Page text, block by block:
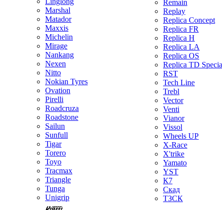
Marshal
Matador
Maxxis
Michelin
Mirage
Nankang
Nexen
Nitto
Nokian Tyres
Ovation
Pirelli
Roadcruza
Roadstone
Sailun
Sunfull
Tigar
Torero
Toyo
Tracmax
Triangle
Tunga
Unigrip
Remain
Replay
Replica Concept
Replica FR
Replica H
Replica LA
Replica OS
Replica TD
RST
Tech Line
Trebl
Vector
Venti
Vianor
Vissol
Wheels UP
X-Race
X'trike
Yamato
YST
К7
Скад
ТЗСК